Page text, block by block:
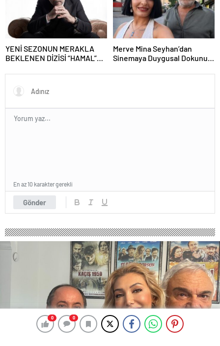
0 0
YENİ SEZONUN MERAKLA
BEKLENEN DİZİSİ “HAMAL”
Merve Mina Seyhan’dan
Sinemaya Duygusal Dokunuş!
Çekim İçin Gün Sayıyor
Gönder
En az 10 karakter gerekli
0 0